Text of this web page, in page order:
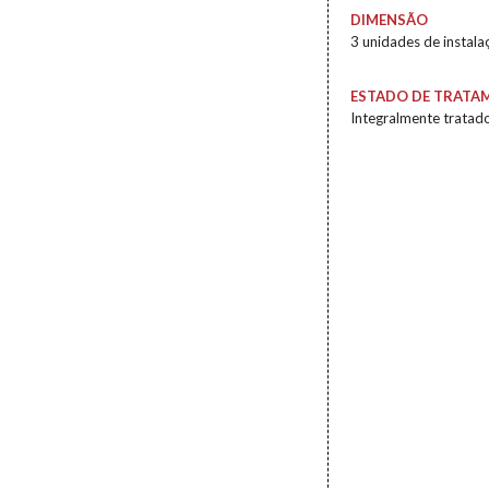
DIMENSÃO
3 unidades de
ESTADO DE
Integralmente